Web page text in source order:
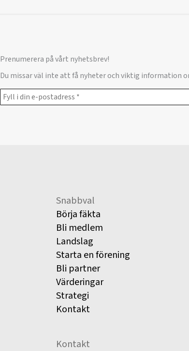
Prenumerera på vårt nyhetsbrev!
Du missar väl inte att få nyheter och viktig information
Snabbval
Börja fäkta
Bli medlem
Landslag
Starta en förening
Bli partner
Värderingar
Strategi
Kontakt
Kontakt